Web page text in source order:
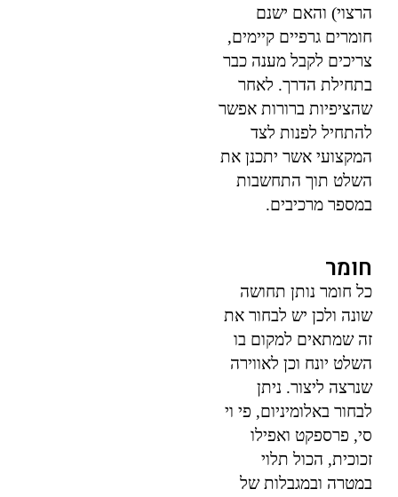
הרצוי) והאם ישנם
חומרים גרפיים קיימים,
צריכים לקבל מענה כבר
בתחילת הדרך. לאחר
שהציפיות ברורות אפשר
להתחיל לפנות לצד
המקצועי אשר יתכנן את
השלט תוך התחשבות
במספר מרכיבים.
חומר
כל חומר נותן תחושה
שונה ולכן יש לבחור את
זה שמתאים למקום בו
השלט יונח וכן לאווירה
שנרצה ליצור. ניתן
לבחור באלומיניום, פי וי
סי, פרספקט ואפילו
זכוכית, הכול תלוי
במטרה ובמגבלות של